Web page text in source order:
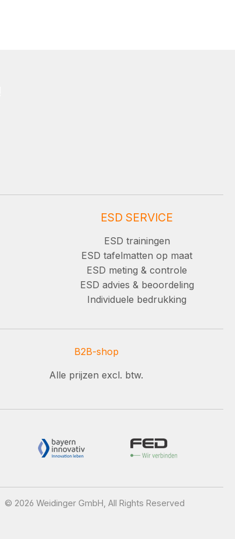
ESD SERVICE
ESD trainingen
ESD tafelmatten op maat
ESD meting & controle
ESD advies & beoordeling
Individuele bedrukking
B2B-shop
Alle prijzen excl. btw.
© 2026 Weidinger GmbH, All Rights Reserved